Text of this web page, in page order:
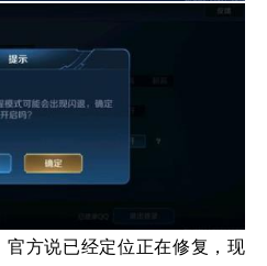
官方说已经定位正在修复，现